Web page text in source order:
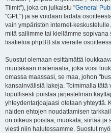
Tiimit"), joka on julkaistu "General
"GPL") ja se voidaan ladata
vain ympäristön internet-
mitä sallimme tai kiellämme
lisätietoa phpBB:stä vieraile
Suostut olemaan esittämättä
muutakaan materiaalia, joka voisi
omassa maassasi, se maa, johon
kansainvälisiä lakeja. Toimimalla
lopullisesti poistaa järjestelmän
yhteydentarjoajaasi otetaan yhteyttä.
näiden ehtojen noudattamisen
on oikeus poistaa, muokata, siirtää ja
viesti niin halutessamme. Suostut